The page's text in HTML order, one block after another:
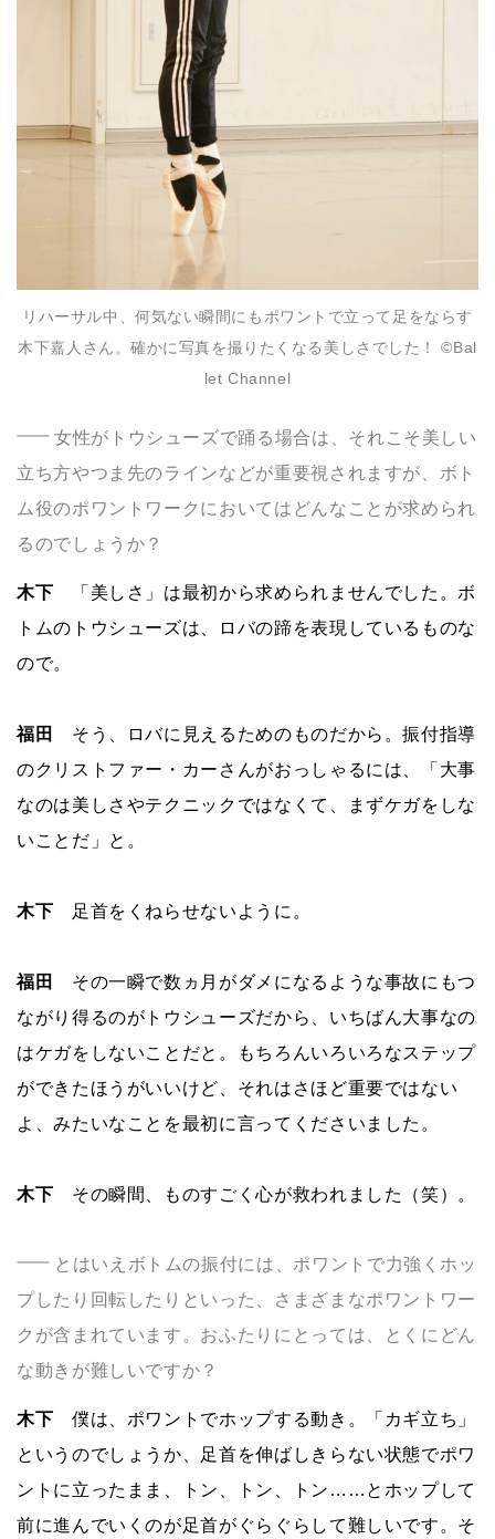
リハーサル中、何気ない瞬間にもポワントで立って足をならす
木下嘉人さん。確かに写真を撮りたくなる美しさでした！ ©️Bal
let Channel
女性がトウシューズで踊る場合は、それこそ美しい
立ち方やつま先のラインなどが重要視されますが、ボト
ム役のポワントワークにおいてはどんなことが求められ
るのでしょうか？
木下 「美しさ」は最初から求められませんでした。ボ
トムのトウシューズは、ロバの蹄を表現しているものな
ので。
福田
そう、ロバに見えるためのものだから。振付指導
のクリストファー・カーさんがおっしゃるには、「大事
なのは美しさやテクニックではなくて、まずケガをしな
いことだ」と。
木下 足首をくねらせないように。
福田
その一瞬で数ヵ月がダメになるような事故にもつ
ながり得るのがトウシューズだから、いちばん大事なの
はケガをしないことだと。もちろんいろいろなステップ
ができたほうがいいけど、それはさほど重要ではない
よ、みたいなことを最初に言ってくださいました。
木下 その瞬間、ものすごく心が救われました（笑）。
とはいえボトムの振付には、ポワントで力強くホッ
プしたり回転したりといった、さまざまなポワントワー
クが含まれています。おふたりにとっては、とくにどん
な動きが難しいですか？
木下 僕は、ポワントでホップする動き。「カギ立ち」
というのでしょうか、足首を伸ばしきらない状態でポワ
ントに立ったまま、トン、トン、トン……とホップして
前に進んでいくのが足首がぐらぐらして難しいです。そ